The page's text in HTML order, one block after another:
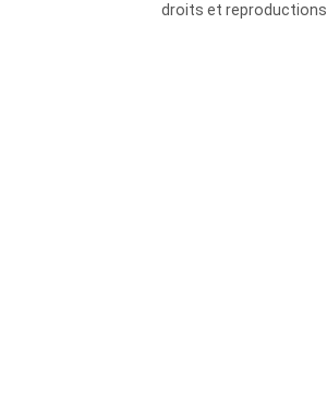
droits et reproductions